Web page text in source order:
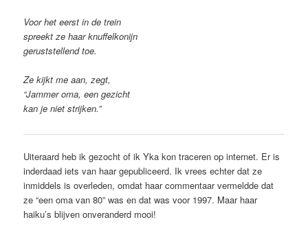
Voor het eerst in de trein
spreekt ze haar knuffelkonijn
geruststellend toe.
Ze kijkt me aan, zegt,
“Jammer oma, een gezicht
kan je niet strijken.”
Uiteraard heb ik gezocht of ik Yka kon traceren op internet. Er is
inderdaad iets van haar gepubliceerd. Ik vrees echter dat ze
inmiddels is overleden, omdat haar commentaar vermeldde dat
ze “een oma van 80” was en dat was voor 1997. Maar haar
haiku’s blijven onveranderd mooi!